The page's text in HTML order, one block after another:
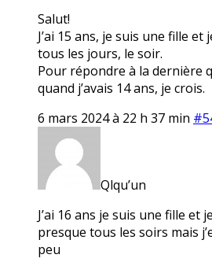
Salut!
J’ai 15 ans, je suis une fille
tous les jours, le soir.
Pour répondre à la dernière
quand j’avais 14 ans, je crois.
6 mars 2024 à 22 h 37 min
Qlqu’un
J’ai 16 ans je suis une fille et
presque tous les soirs mais
peu